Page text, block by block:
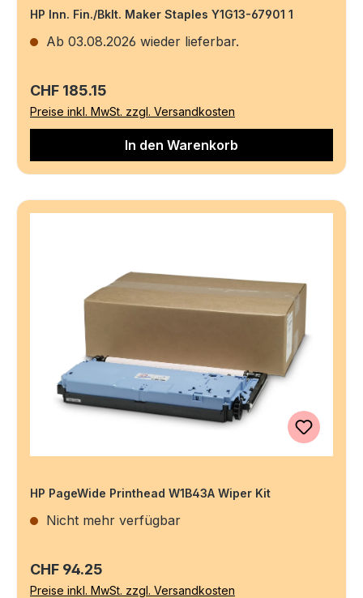
HP Inn. Fin./Bklt. Maker Staples Y1G13-67901 1
Ab 03.08.2026 wieder lieferbar.
Regulärer Preis:
CHF 185.15
Preise inkl. MwSt. zzgl. Versandkosten
In den Warenkorb
HP PageWide Printhead W1B43A Wiper Kit
Nicht mehr verfügbar
Regulärer Preis:
CHF 94.25
Preise inkl. MwSt. zzgl. Versandkosten